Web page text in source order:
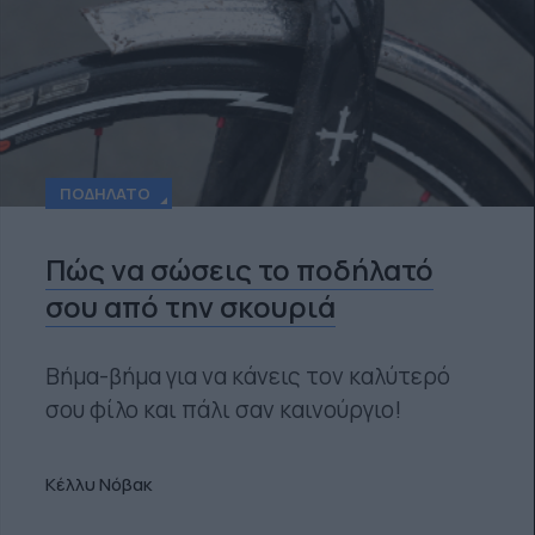
ΠΟΔΉΛΑΤΟ
Πώς να σώσεις το ποδήλατό
σου από την σκουριά
Βήμα-βήμα για να κάνεις τον καλύτερό
σου φίλο και πάλι σαν καινούργιο!
Κέλλυ Νόβακ